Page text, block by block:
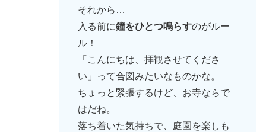
それから…
入る前に鐘をひとつ鳴らすのがルー
ル！
「こんにちは、拝観させてくださ
い」って合図みたいなものかな。
ちょっと緊張するけど、お寺ならで
はだね。
落ち着いた気持ちで、庭園を楽しも